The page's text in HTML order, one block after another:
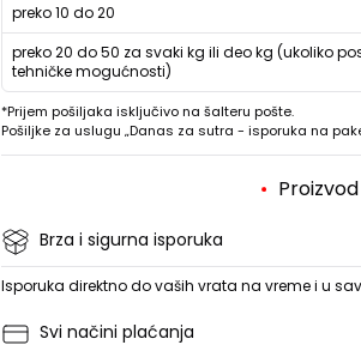
preko 10 do 20
preko 20 do 50 za svaki kg ili deo kg (ukoliko
tehničke mogućnosti)
*Prijem pošiljaka isključivo na šalteru pošte.
Pošiljke za uslugu „Danas za sutra - isporuka na
Brza i sigurna isporuka
Isporuka direktno do vaših vrata na vreme i u
Svi načini plaćanja